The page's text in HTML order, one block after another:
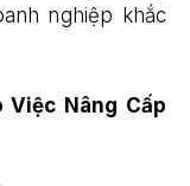
nghiệp khắc
Việc Nâng Cấp